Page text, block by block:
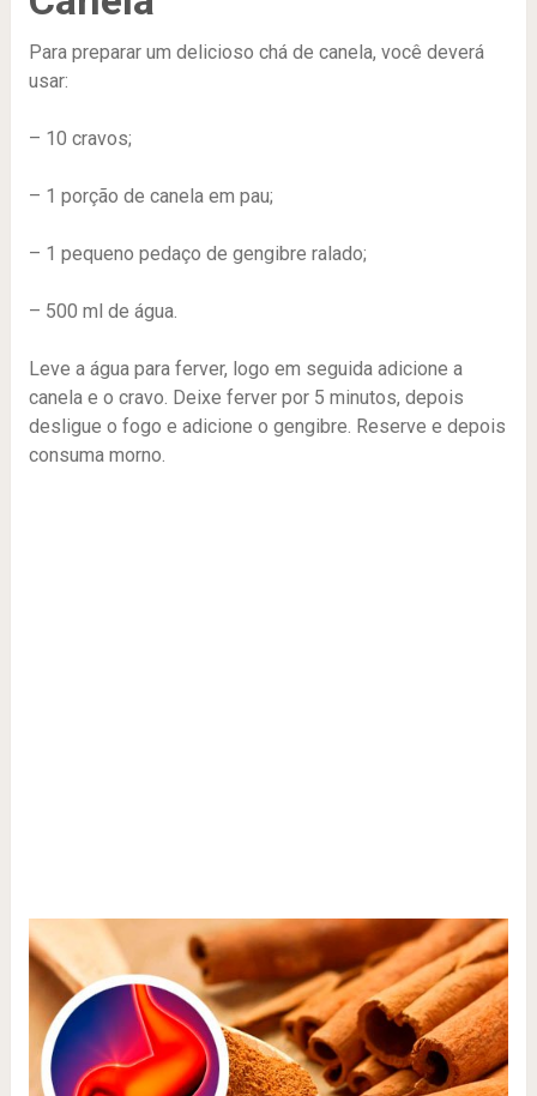
Para preparar um delicioso chá de canela, você deverá
usar:
– 10 cravos;
– 1 porção de canela em pau;
– 1 pequeno pedaço de gengibre ralado;
– 500 ml de água.
Leve a água para ferver, logo em seguida adicione a
canela e o cravo. Deixe ferver por 5 minutos, depois
desligue o fogo e adicione o gengibre. Reserve e depois
consuma morno.